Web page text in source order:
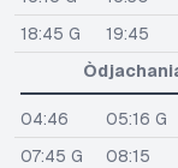
18:45 G
19:45
04:46 05:16 G
07:45 G
08:15